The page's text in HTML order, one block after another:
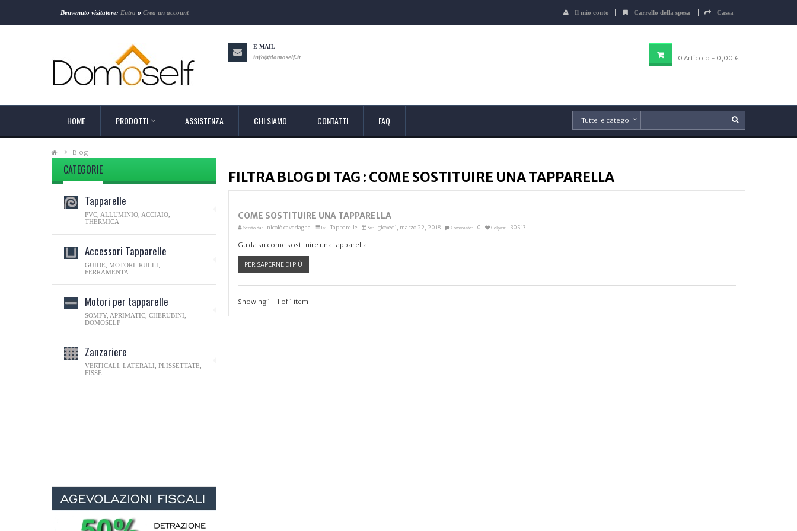
Benvenuto visitatore: Entra o Crea un account Il mio conto Carrello della spesa Cassa
0 Articolo - 0,00 €
E-MAIL
info@domoself.it
HOME PRODOTTI ASSISTENZA CHI SIAMO CONTATTI FAQ
Blog
CATEGORIE
Tapparelle
PVC, ALLUMINIO, ACCIAIO,
THERMICA
Accessori Tapparelle
GUIDE, MOTORI, RULLI,
FERRAMENTA
Motori per tapparelle
SOMFY, APRIMATIC, CHERUBINI,
DOMOSELF
Zanzariere
VERTICALI, LATERALI, PLISSETTATE,
FISSE
FILTRA BLOG DI TAG : COME SOSTITUIRE UNA TAPPARELLA
COME SOSTITUIRE UNA TAPPARELLA
Scritto da: nicolò cavedagna In: Tapparelle Su: giovedì, marzo 22, 2018 Commento: 0 Colpire: 30513
Guida su come sostituire una tapparella
PER SAPERNE DI PIÙ
Showing 1 - 1 of 1 item